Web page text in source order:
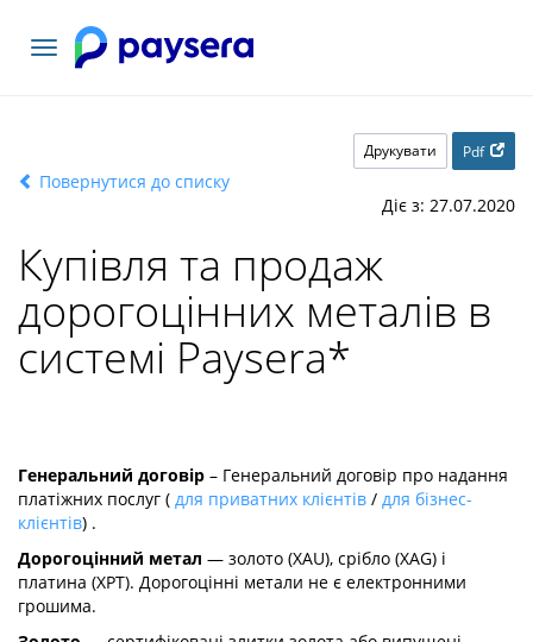
Переключити
навігацію
Друкувати Pdf
Повернутися до списку
Діє з: 27.07.2020
Купівля та продаж
дорогоцінних металів в
системі Paysera*
Генеральний договір – Генеральний договір про надання
платіжних послуг ( для приватних клієнтів / для бізнес-
клієнтів) .
Дорогоцінний метал — золото (XAU), срібло (XAG) і
платина (XPT). Дорогоцінні метали не є електронними
грошима.